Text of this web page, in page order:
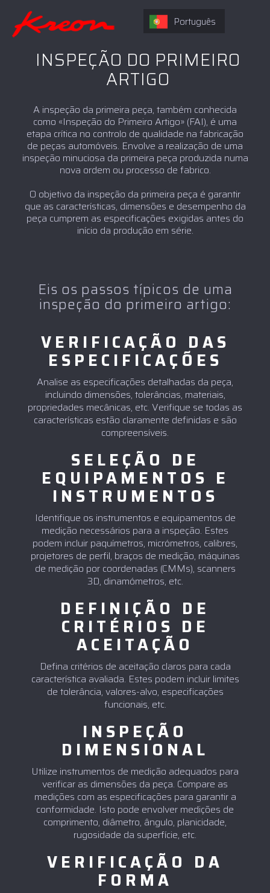
INSPEÇÃO DO PRIMEIRO
ARTIGO
A inspeção da primeira peça, também conhecida
como «Inspeção do Primeiro Artigo» (FAI), é uma
etapa crítica no controlo de qualidade na fabricação
de peças automóveis. Envolve a realização de uma
inspeção minuciosa da primeira peça produzida numa
nova ordem ou processo de fabrico.
O objetivo da inspeção da primeira peça é garantir
que as características, dimensões e desempenho da
peça cumprem as especificações exigidas antes do
início da produção em série.
Eis os passos típicos de uma
inspeção do primeiro artigo:
VERIFICAÇÃO DAS
ESPECIFICAÇÕES
Analise as especificações detalhadas da peça,
incluindo dimensões, tolerâncias, materiais,
propriedades mecânicas, etc. Verifique se todas as
características estão claramente definidas e são
compreensíveis.
SELEÇÃO DE
EQUIPAMENTOS E
INSTRUMENTOS
Identifique os instrumentos e equipamentos de
medição necessários para a inspeção. Estes
podem incluir paquímetros, micrómetros, calibres,
projetores de perfil, braços de medição, máquinas
de medição por coordenadas (CMMs), scanners
3D, dinamómetros, etc.
DEFINIÇÃO DE
CRITÉRIOS DE
ACEITAÇÃO
Defina critérios de aceitação claros para cada
característica avaliada. Estes podem incluir limites
de tolerância, valores-alvo, especificações
funcionais, etc.
INSPEÇÃO
DIMENSIONAL
Utilize instrumentos de medição adequados para
verificar as dimensões da peça. Compare as
medições com as especificações para garantir a
conformidade. Isto pode envolver medições de
comprimento, diâmetro, ângulo, planicidade,
rugosidade da superfície, etc.
VERIFICAÇÃO DA
FORMA
Português